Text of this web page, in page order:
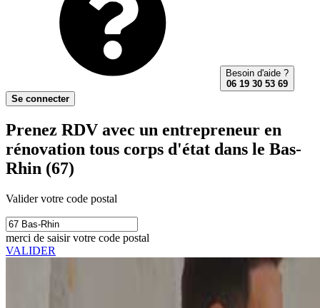
Besoin d'aide ?
06 19 30 53 69
Se connecter
Prenez RDV avec un entrepreneur en
rénovation tous corps d'état dans le Bas-
Rhin (67)
Valider votre code postal
merci de saisir votre code postal
VALIDER